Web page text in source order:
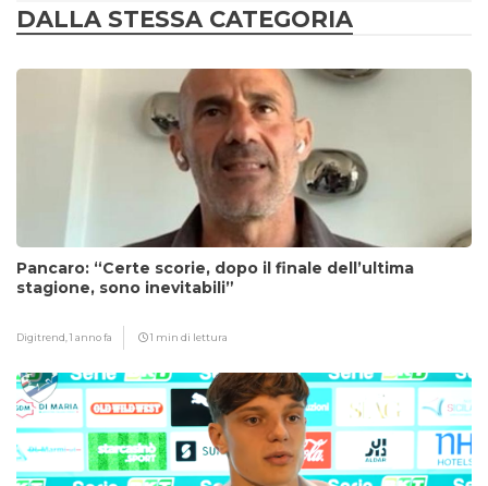
DALLA STESSA CATEGORIA
Pancaro: “Certe scorie, dopo il finale dell’ultima
stagione, sono inevitabili”
Digitrend,1 anno fa 1 min di lettura